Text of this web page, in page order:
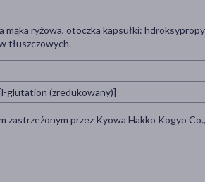
mąka ryżowa, otoczka kapsułki:
tłuszczowych.
glutation (zredukowany)]
zastrzeżonym przez Kyowa Hakko Kogyo